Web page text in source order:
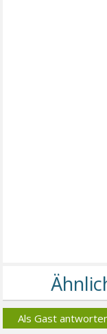
Als Gast